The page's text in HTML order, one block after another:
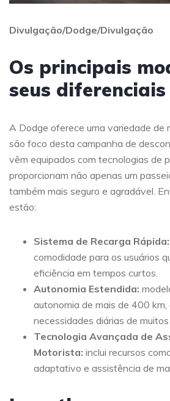
Divulgação/Dodge/Divulgação
Os principais
seus diferenciais
A Dodge oferece uma variedade de
são foco desta campanha de
vêm equipados com tecnologias de
proporcionam não apenas um
também mais seguro e agradável.
estão:
Sistema de Recarga Rápida:
comodidade para os usuários
eficiência em tempos curtos.
Autonomia Estendida:
autonomia de mais de 400
necessidades diárias de
Tecnologia Avançada de
Motorista: inclui recursos
adaptativo e assistência de